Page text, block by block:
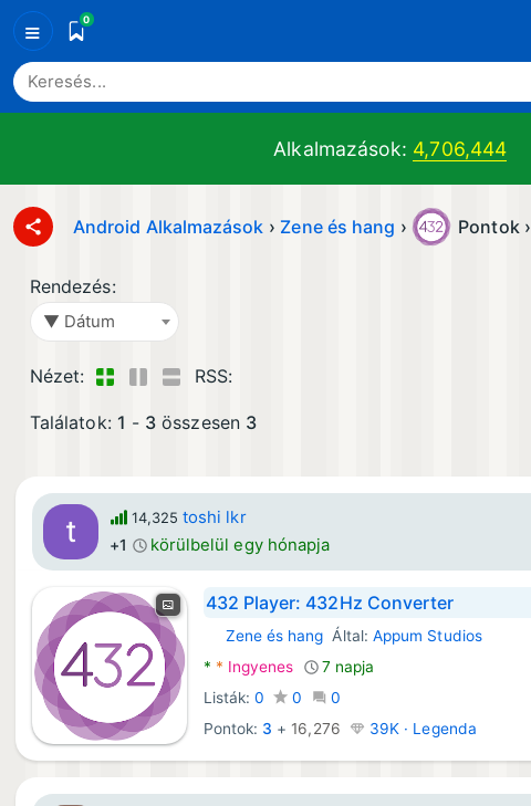
≡ 0
Alkalmazások: 4,706,444
Android Alkalmazások › Zene és hang › Pontok ›
Rendezés:
▼ Dátum
Nézet: RSS:
Találatok: 1 - 3 összesen 3
14,325 toshi lkr
+1 körülbelül egy hónapja
432 Player: 432Hz Converter
Android Alkalmazások:
Zene és hang Által: Appum Studios
* * Ingyenes
7 napja
Listák:0 0
0
Pontok: 3 + 16,276 39K · Legenda